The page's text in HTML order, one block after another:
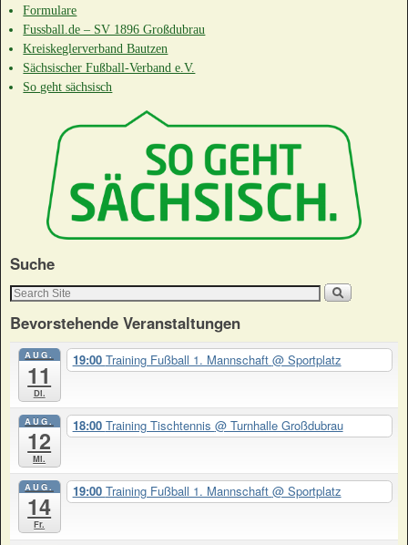
Formulare
Fussball.de – SV 1896 Großdubrau
Kreiskeglerverband Bautzen
Sächsischer Fußball-Verband e.V.
So geht sächsisch
Suche
Bevorstehende Veranstaltungen
AUG.
11
Di.
19:00 Training Fußball 1. Mannschaft @ Sportplatz
AUG.
12
Mi.
18:00 Training Tischtennis @ Turnhalle Großdubrau
AUG.
14
Fr.
19:00 Training Fußball 1. Mannschaft @ Sportplatz